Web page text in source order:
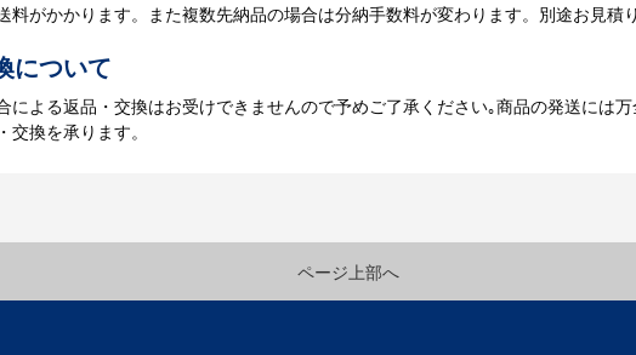
料がかかります。また複数先納品の場合は分納手数料が変わります。別途お見積
について
による返品・交換はお受けできませんので予めご了承ください｡商品の発送には
交換を承ります。
ページ上部へ